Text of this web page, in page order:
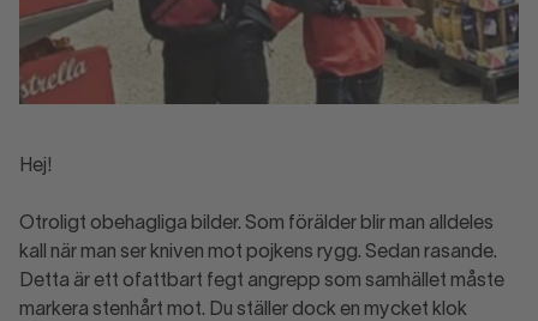
Hej!
Otroligt obehagliga bilder. Som förälder blir man alldeles
kall när man ser kniven mot pojkens rygg. Sedan rasande.
Detta är ett ofattbart fegt angrepp som samhället måste
markera stenhårt mot. Du ställer dock en mycket klok